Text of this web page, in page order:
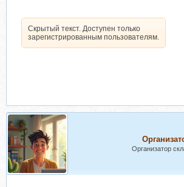
Скрытый текст. Доступен только
зарегистрированным пользователям.
Организатор